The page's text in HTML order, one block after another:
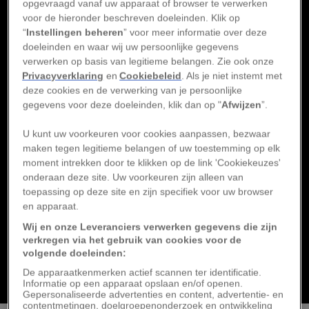
National Geographic Premium
Deze zeldzame wolken
ontstaan hoog in de
atmosfeer
In deze Sloveense grot
kun je ‘draken’
tegenkomen
6 tips om de
biodiversiteit in je tuin te
National Geographic Premium
stem gaf is 100 jaar
opgevraagd vanaf uw apparaat of browser te verwerken
voor de hieronder beschreven doeleinden. Klik op
“Instellingen beheren” voor meer informatie over deze
doeleinden en waar wij uw persoonlijke gegevens
verwerken op basis van legitieme belangen. Zie ook onze
Privacyverklaring enCookiebeleid. Als je niet instemt met
deze cookies en de verwerking van je persoonlijke
gegevens voor deze doeleinden, klik dan op "Afwijzen”.
U kunt uw voorkeuren voor cookies aanpassen, bezwaar
maken tegen legitieme belangen of uw toestemming op elk
moment intrekken door te klikken op de link 'Cookiekeuzes'
onderaan deze site. Uw voorkeuren zijn alleen van
toepassing op deze site en zijn specifiek voor uw browser
en apparaat.
Wij en onze Leveranciers verwerken gegevens die zijn
verkregen via het gebruik van cookies voor de
volgende doeleinden:
De apparaatkenmerken actief scannen ter identificatie.
Informatie op een apparaat opslaan en/of openen.
Gepersonaliseerde advertenties en content, advertentie- en
contentmetingen, doelgroepenonderzoek en ontwikkeling